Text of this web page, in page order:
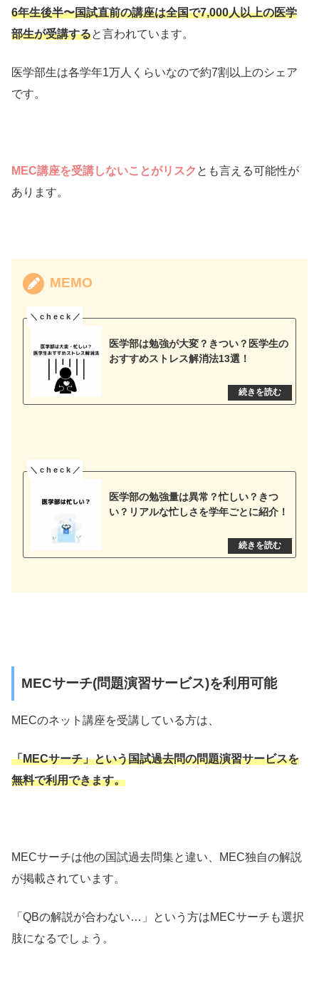
6年生後半〜国試直前の講座は全国で7,000人以上の医学
部生が受講すると言われています。
医学部生は各学年1万人くらいなので約7割以上のシェア
です。
MEC講座を受講しないことがリスク とも言える可能性が
あります。
MEMO
医学部は勉強が大変？きつい？医学生の
おすすめストレス解消法13選！
医学部の勉強量は異常？忙しい？きつ
い？リアルな忙しさを学年ごとに紹介！
MECサーチ(問題演習サービス)を利用可能
MECのネット講座を受講している方は、
「MECサーチ」という国試過去問の問題演習サービスを
無料で利用できます。
MECサーチは他の国試過去問集と違い、MEC独自の解説
が掲載されています。
「QBの解説が合わない…」という方はMECサーチも選択
肢になるでしょう。